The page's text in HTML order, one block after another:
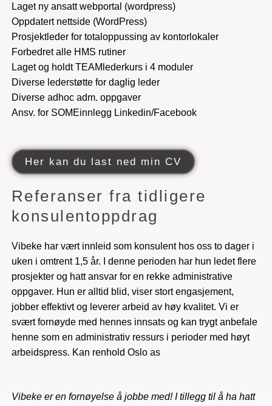
Laget ny ansatt webportal (wordpress)
Oppdatert nettside (WordPress)
Prosjektleder for totaloppussing av kontorlokaler
Forbedret alle HMS rutiner
Laget og holdt TEAMlederkurs i 4 moduler
Diverse lederstøtte for daglig leder
Diverse adhoc adm. oppgaver
Ansv. for SOMEinnlegg Linkedin/Facebook
Her kan du last ned min CV
Referanser fra tidligere
konsulentoppdrag
Vibeke har vært innleid som konsulent hos oss to dager i
uken i omtrent 1,5 år. I denne perioden har hun ledet flere
prosjekter og hatt ansvar for en rekke administrative
oppgaver. Hun er alltid blid, viser stort engasjement,
jobber effektivt og leverer arbeid av høy kvalitet. Vi er
svært fornøyde med hennes innsats og kan trygt anbefale
henne som en administrativ ressurs i perioder med høyt
arbeidspress. Kan renhold Oslo as
Vibeke er en fornøyelse å jobbe med! I tillegg til å ha hatt